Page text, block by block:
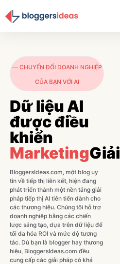
— CHUYỂN ĐỔI DOANH NGHIỆP
CỦA BẠN VỚI AI
Dữ liệu AI
được điều
khiển
Marketing
BloggersIdeas.com, một blog uy
tín về tiếp thị liên kết, hiện đang
phát triển thành một nền tảng giải
pháp tiếp thị AI tiên tiến dành cho
các thương hiệu. Chúng tôi hỗ trợ
doanh nghiệp bằng các chiến
lược sáng tạo, dựa trên dữ liệu để
tối đa hóa ROI và mức độ tương
tác. Dù bạn là blogger hay thương
hiệu, BloggersIdeas.com đều
cung cấp các giải pháp có khả